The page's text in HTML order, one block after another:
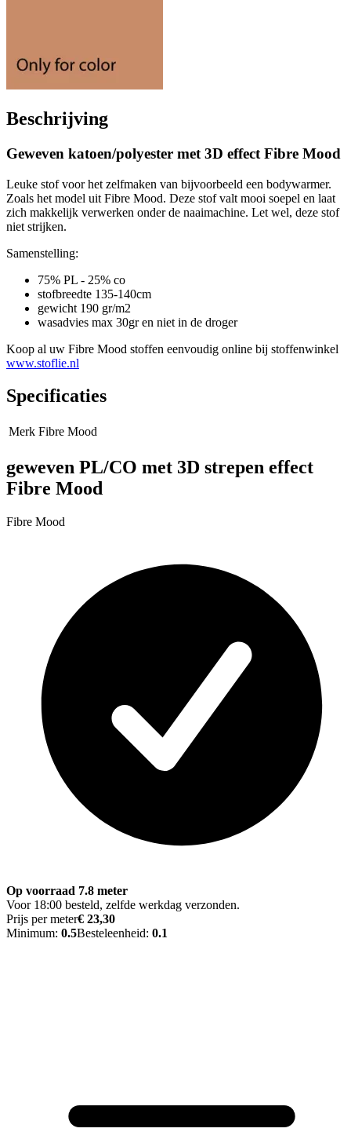
Beschrijving
Geweven katoen/polyester met 3D effect Fibre Mood
Leuke stof voor het zelfmaken van bijvoorbeeld een bodywarmer.
Zoals het model uit Fibre Mood. Deze stof valt mooi soepel en laat
zich makkelijk verwerken onder de naaimachine. Let wel, deze stof
niet strijken.
Samenstelling:
75% PL - 25% co
stofbreedte 135-140cm
gewicht 190 gr/m2
wasadvies max 30gr en niet in de droger
Koop al uw Fibre Mood stoffen eenvoudig online bij stoffenwinkel
www.stoflie.nl
Specificaties
Merk Fibre Mood
geweven PL/CO met 3D strepen effect
Fibre Mood
Fibre Mood
Op voorraad 7.8 meter
Voor 18:00 besteld, zelfde werkdag verzonden.
Prijs per meter€ 23,30
Minimum: 0.5Besteleenheid: 0.1